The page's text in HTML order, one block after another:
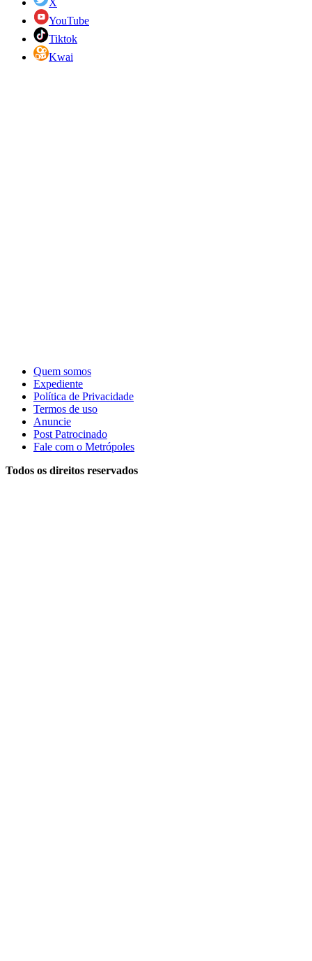
X
YouTube
Tiktok
Kwai
Quem somos
Expediente
Política de Privacidade
Termos de uso
Anuncie
Post Patrocinado
Fale com o Metrópoles
Todos os direitos reservados